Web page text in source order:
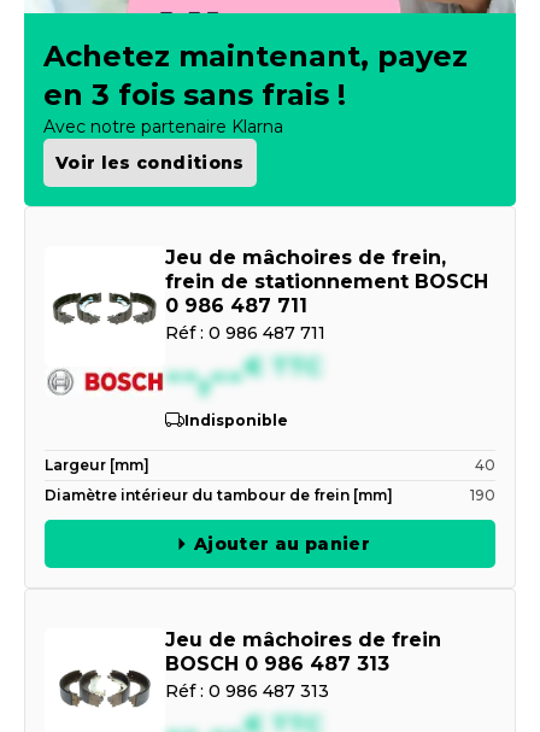
Achetez maintenant, payez
en 3 fois sans frais !
Avec notre partenaire Klarna
Voir les conditions
Jeu de mâchoires de frein,
frein de stationnement BOSCH
0 986 487 711
Réf : 0 986 487 711
--,--€ TTC
Indisponible
Largeur [mm]
40
Diamètre intérieur du tambour de frein [mm]
190
Ajouter au panier
Jeu de mâchoires de frein
BOSCH 0 986 487 313
Réf : 0 986 487 313
€ TTC